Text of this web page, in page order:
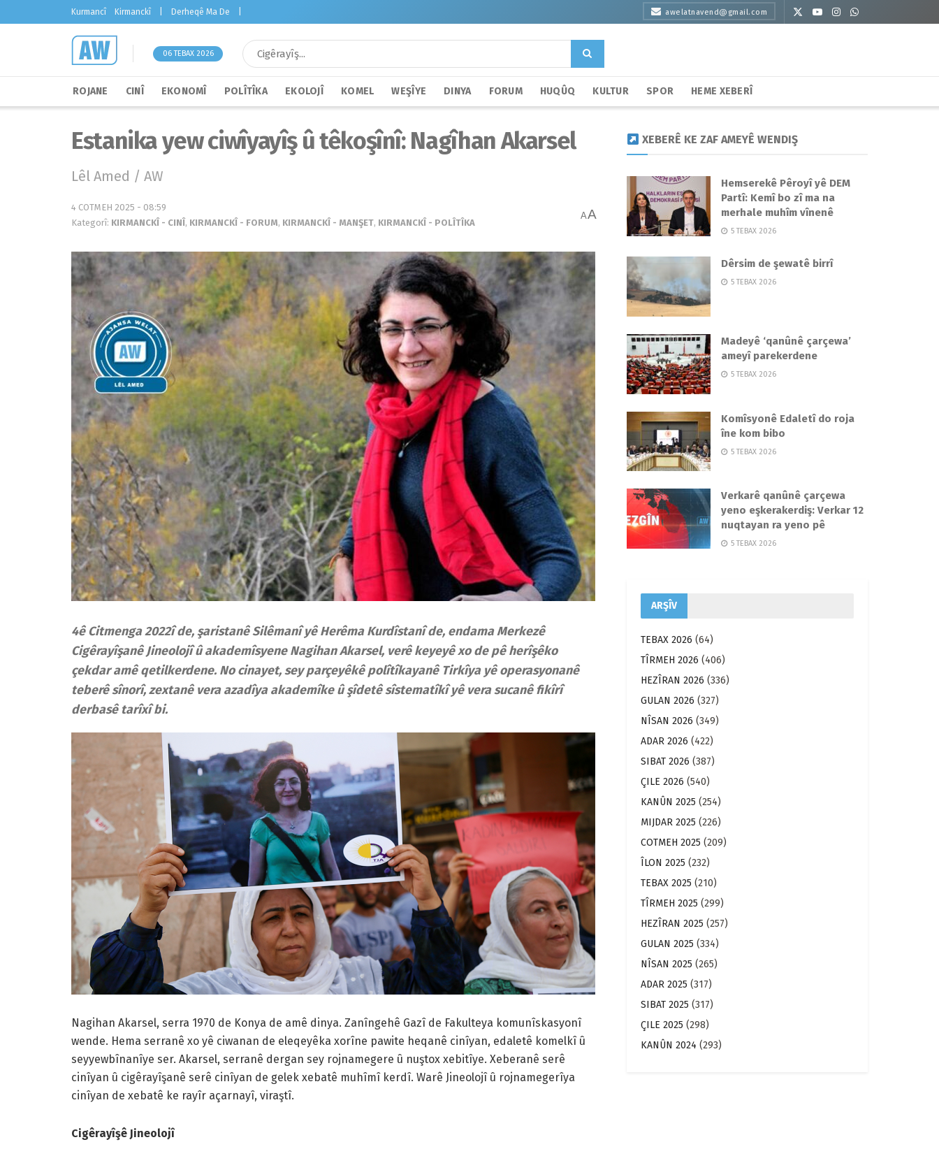
Kurmancî Kirmanckî Derheqê Ma De awelatnavend@gmail.com
06 TEBAX 2026
ROJANE CINÎ EKONOMÎ POLÎTÎKA EKOLOJÎ KOMEL WEŞÎYE DINYA FORUM HUQÛQ KULTUR SPOR HEME XEBERÎ
Estanika yew ciwîyayîş û têkoşînî: Nagîhan Akarsel
Lêl Amed / AW
4 COTMEH 2025 - 08:59
Kategorî: KIRMANCKÎ - CINÎ, KIRMANCKÎ - FORUM, KIRMANCKÎ - MANŞET, KIRMANCKÎ - POLÎTÎKA
AA
4ê Citmenga 2022î de, şaristanê Silêmanî yê Herêma Kurdîstanî de, endama Merkezê
Cigêrayîşanê Jineolojî û akademîsyene Nagihan Akarsel, verê keyeyê xo de pê herîşêko
çekdar amê qetilkerdene. No cinayet, sey parçeyêkê polîtîkayanê Tirkîya yê operasyonanê
teberê sînorî, zextanê vera azadîya akademîke û şîdetê sîstematîkî yê vera sucanê fikîrî
derbasê tarîxî bi.
Nagihan Akarsel, serra 1970 de Konya de amê dinya. Zanîngehê Gazî de Fakulteya komunîskasyonî
wende. Hema serranê xo yê ciwanan de eleqeyêka xorîne pawite heqanê cinîyan, edaletê komelkî û
seyyewbînanîye ser. Akarsel, serranê dergan sey rojnamegere û nuştox xebitîye. Xeberanê serê
cinîyan û cigêrayîşanê serê cinîyan de gelek xebatê muhîmî kerdî. Warê Jineolojî û rojnamegerîya
cinîyan de xebatê ke rayîr açarnayî, viraştî.
Cigêrayîşê Jineolojî
XEBERÊ KE ZAF AMEYÊ WENDIŞ
Hemserekê Pêroyî yê DEM
Partî: Kemî bo zî ma na
merhale muhîm vînenê
5 TEBAX 2026
Dêrsim de şewatê birrî
5 TEBAX 2026
Madeyê ‘qanûnê çarçewa’
ameyî parekerdene
5 TEBAX 2026
Komîsyonê Edaletî do roja
îne kom bibo
5 TEBAX 2026
Verkarê qanûnê çarçewa
yeno eşkerakerdiş: Verkar 12
nuqtayan ra yeno pê
5 TEBAX 2026
ARŞÎV
TEBAX 2026 (64)
TÎRMEH 2026 (406)
HEZÎRAN 2026 (336)
GULAN 2026 (327)
NÎSAN 2026 (349)
ADAR 2026 (422)
SIBAT 2026 (387)
ÇILE 2026 (540)
KANÛN 2025 (254)
MIJDAR 2025 (226)
COTMEH 2025 (209)
ÎLON 2025 (232)
TEBAX 2025 (210)
TÎRMEH 2025 (299)
HEZÎRAN 2025 (257)
GULAN 2025 (334)
NÎSAN 2025 (265)
ADAR 2025 (317)
SIBAT 2025 (317)
ÇILE 2025 (298)
KANÛN 2024 (293)